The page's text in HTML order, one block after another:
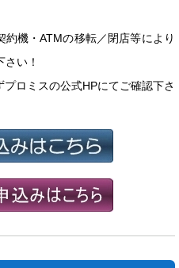
機・ATMの移転／閉店等により
い！
ロミスの公式HPにてご確認下さ